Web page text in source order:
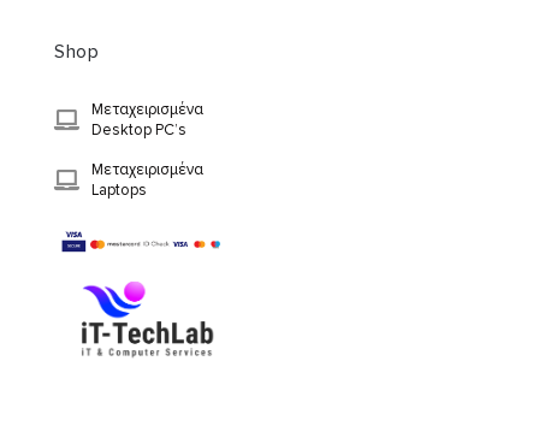
Shop
Μεταχειρισμένα
Desktop PC’s
Μεταχειρισμένα
Laptops